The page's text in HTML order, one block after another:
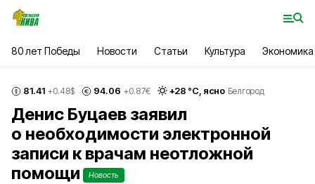
80 лет Победы Новости Статьи Культура Экономика
81.41 +0.48$ 94.06 +0.87€ +28 °С, ясно Белгород
Денис Буцаев заявил
о необходимости электронной
записи к врачам неотложной
помощи
Новость